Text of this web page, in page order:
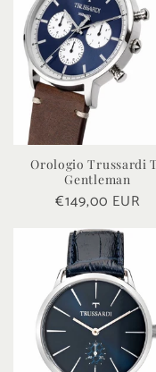
Orologio Trussardi
Gentleman
Prezzo
listino
€149,00 EUR